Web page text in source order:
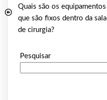
Quais são os equipamentos
que são fixos dentro da sala
de cirurgia?
Pesquisar